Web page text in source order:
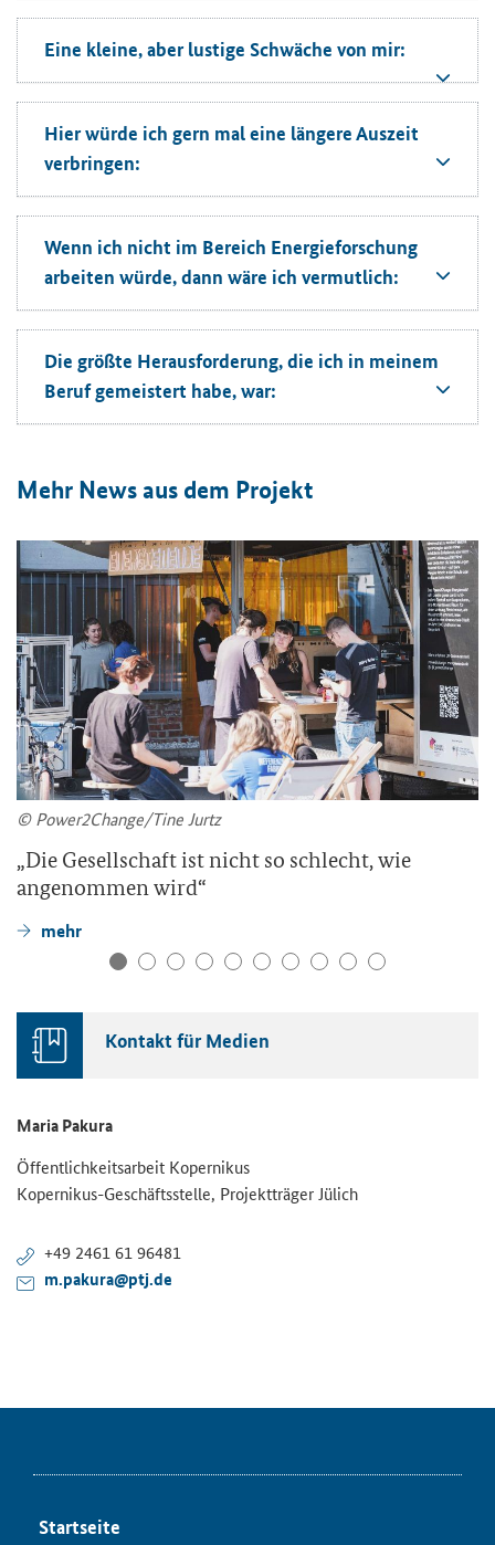
Eine kleine, aber lustige Schwäche von mir:
Hier würde ich gern mal eine längere Auszeit
verbringen:
Wenn ich nicht im Bereich Energieforschung
arbeiten würde, dann wäre ich vermutlich:
Die größte Herausforderung, die ich in meinem
Beruf gemeistert habe, war:
Mehr News aus dem Projekt
© Power2Change/Tine Jurtz
„Die Gesellschaft ist nicht so schlecht, wie
angenommen wird“
mehr
Kontakt für Medien
Maria Pakura
Öffentlichkeitsarbeit Kopernikus
Kopernikus-Geschäftsstelle, Projektträger Jülich
+49 2461 61 96481
m.pakura@ptj.de
Startseite